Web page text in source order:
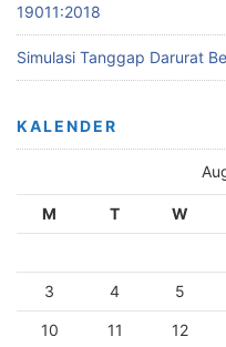
19011:2018
Simulasi Tanggap Darurat
KALENDER
M T W
3 4 5
10 11 12